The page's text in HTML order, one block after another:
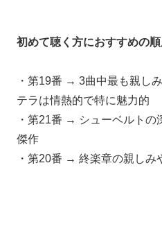
初めて聴く方におすすめの順
・第19番 → 3曲中最も親し
テラは情熱的で特に魅力的
・第21番 → シューベルトの
傑作
・第20番 → 終楽章の親しみ